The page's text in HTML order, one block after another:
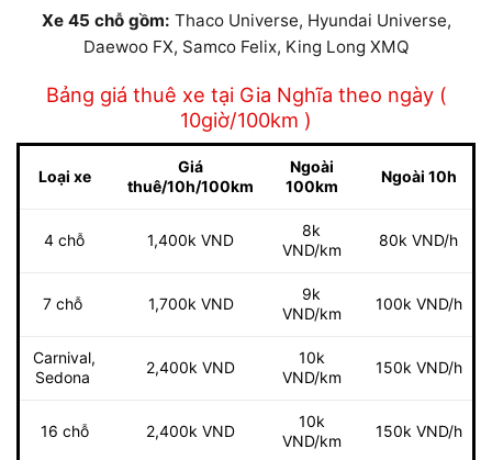
Xe 45 chỗ gồm: Thaco Universe, Hyundai Universe,
Daewoo FX, Samco Felix, King Long XMQ
Bảng giá thuê xe tại Gia Nghĩa theo ngày (
10giờ/100km )
Loại xe
Giá
thuê/10h/100km
Ngoài
100km
Ngoài 10h
4 chỗ 1,400k VND
8k
VND/km
80k VND/h
7 chỗ 1,700k VND
9k
VND/km
100k VND/h
Carnival,
Sedona
2,400k VND
10k
VND/km
150k VND/h
16 chỗ 2,400k VND
10k
VND/km
150k VND/h